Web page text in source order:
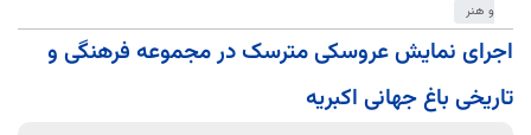
و هنر
اجرای نمایش عروسکی مترسک در مجموعه فرهنگی و
تاریخی باغ جهانی اکبریه